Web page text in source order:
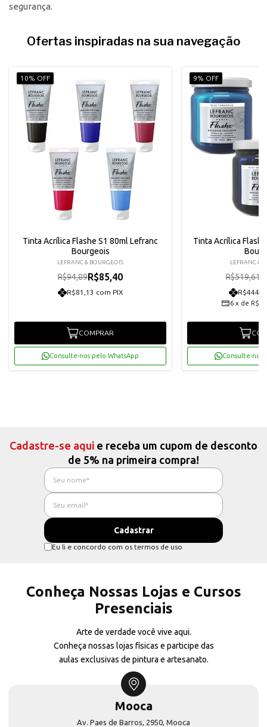
segurança.
Ofertas inspiradas na sua navegação
10% OFF
Tinta Acrílica Flashe S1 80ml Lefranc
Bourgeois
LEFRANC & BOURGEOIS
R$94,89R$85,40
R$81,13 com PIX
COMPRAR
Consulte-nos pelo WhatsApp
9% OFF
Tinta Acrílica
LEFRANC &
R$519,61
6 x de
Consulte-nos
Cadastre-se aqui e receba um cupom de desconto
de 5% na primeira compra!
Eu li e concordo com os termos de uso
Conheça Nossas Lojas e Cursos
Presenciais
Arte de verdade você vive aqui.
Conheça nossas lojas físicas e participe das
aulas exclusivas de pintura e artesanato.
Mooca
Av. Paes de Barros, 2950, Mooca